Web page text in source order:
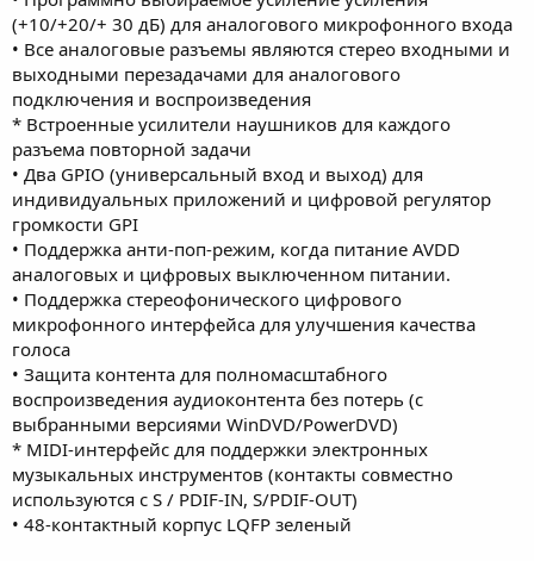
(+10/+20/+ 30 дБ) для аналогового микрофонного входа
• Все аналоговые разъемы являются стерео входными и
выходными перезадачами для аналогового
подключения и воспроизведения
* Встроенные усилители наушников для каждого
разъема повторной задачи
• Два GPIO (универсальный вход и выход) для
индивидуальных приложений и цифровой регулятор
громкости GPI
• Поддержка анти-поп-режим, когда питание AVDD
аналоговых и цифровых выключенном питании.
• Поддержка стереофонического цифрового
микрофонного интерфейса для улучшения качества
голоса
• Защита контента для полномасштабного
воспроизведения аудиоконтента без потерь (с
выбранными версиями WinDVD/PowerDVD)
* MIDI-интерфейс для поддержки электронных
музыкальных инструментов (контакты совместно
используются с S / PDIF-IN, S/PDIF-OUT)
• 48-контактный корпус LQFP зеленый